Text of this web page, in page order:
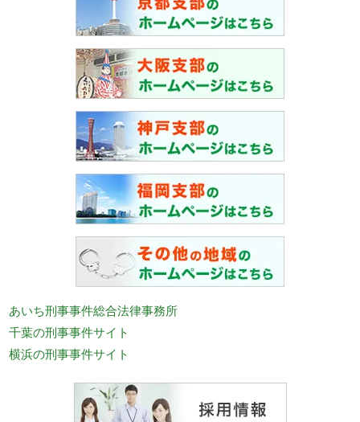
あいち刑事事件総合法律事務所
千葉の刑事事件サイト
横浜の刑事事件サイト